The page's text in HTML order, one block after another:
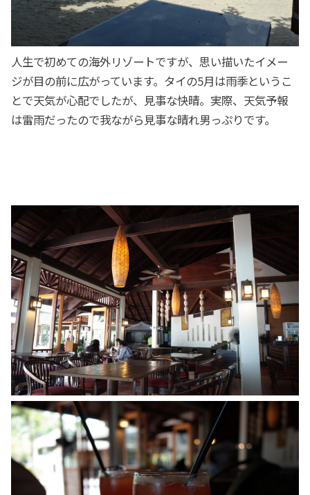
人生で初めての海外リゾートですが、思い描いたイメー
ジが目の前に広がっています。タイの5月は雨季というこ
とで天気が心配でしたが、見事な快晴。実際、天気予報
は雷雨だったので我ながら見事な晴れ男っぷりです。